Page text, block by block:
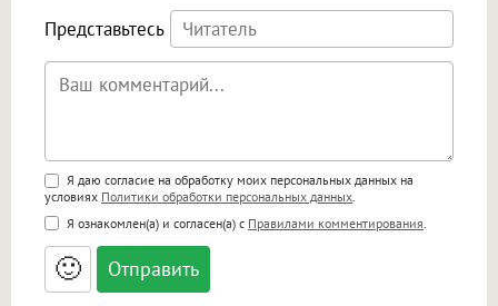
Представьтесь
Поддержка HTML
<b>, <strong>, <u>, <i>, <em>, <s>, <big>,
<small>, <sup>, <sub>, <pre>, <ul>, <ol>, <li>,
<blockquote>, <code> экранирует HTML,
адреса URL автоматически становятся
ссылками, и [img]адрес[/img] будет
Я даю согласие на обработку моих персональных данных на
условиях Политики обработки персональных данных
Я ознакомлен(а) и согласен(а) с Правилами комментирования
🙂